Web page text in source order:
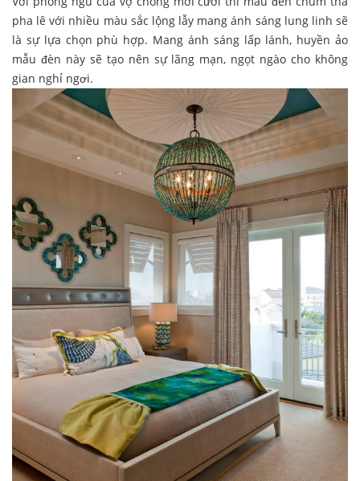
pha lê với nhiều màu sắc lộng lẫy mang ánh sáng lung linh sẽ
là sự lựa chọn phù hợp. Mang ánh sáng lấp lánh, huyền ảo
mẫu đèn này sẽ tạo nên sự lãng mạn, ngọt ngào cho không
gian nghỉ ngơi.